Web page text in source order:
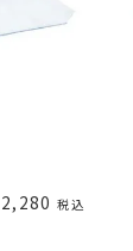
2,280 税込